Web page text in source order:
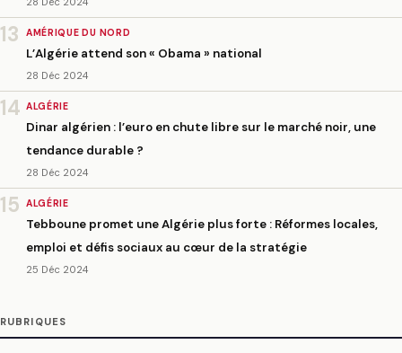
13 AMÉRIQUE DU NORD
L’Algérie attend son « Obama » national
28 Déc 2024
14 ALGÉRIE
Dinar algérien : l’euro en chute libre sur le marché noir, une
tendance durable ?
28 Déc 2024
15 ALGÉRIE
Tebboune promet une Algérie plus forte : Réformes locales,
emploi et défis sociaux au cœur de la stratégie
25 Déc 2024
RUBRIQUES